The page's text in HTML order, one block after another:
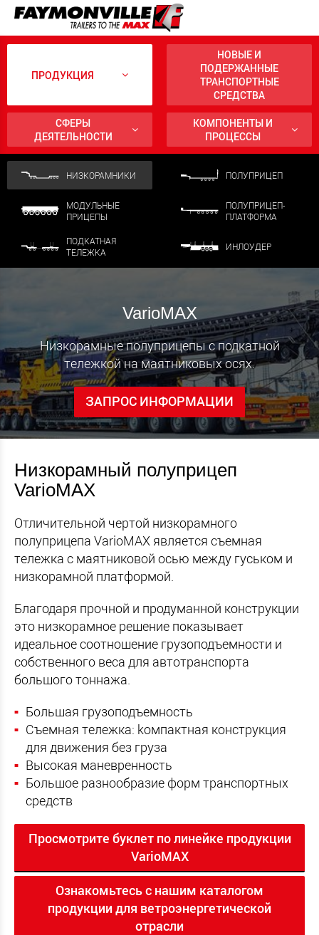
ПРОДУКЦИЯ
НОВЫЕ И
ПОДЕРЖАННЫЕ
ТРАНСПОРТНЫЕ
СРЕДСТВА
СФЕРЫ
ДЕЯТЕЛЬНОСТИ
КОМПОНЕНТЫ И
ПРОЦЕССЫ
НИЗКОРАМНИКИ ПОЛУПРИЦЕП
МОДУЛЬНЫЕ
ПРИЦЕПЫ
ПОЛУПРИЦЕП-
ПЛАТФОРМА
ПОДКАТНАЯ
ТЕЛЕЖКА
ИНЛОУДЕР
VarioMAX
Низкорамные полуприцепы с подкатной
тележкой на маятниковых осях.
ЗАПРОС ИНФОРМАЦИИ
Низкорамный полуприцеп
VarioMAX
Отличительной чертой низкорамного
полуприцепа VarioMAX является съемная
тележка с маятниковой осью между гуськом и
низкорамной платформой.
Благодаря прочной и продуманной конструкции
это низкорамное решение показывает
идеальное соотношение грузоподъемности и
собственного веса для автотранспорта
большого тоннажа.
Большая грузоподъемность
Съемная тележка: kомпактная конструкция
для движения без груза
Высокая маневренность
Большое разнообразие форм транспортных
средств
Просмотрите буклет по линейке продукции
VarioMAX
Ознакомьтесь с нашим каталогом
продукции для ветроэнергетической
отрасли